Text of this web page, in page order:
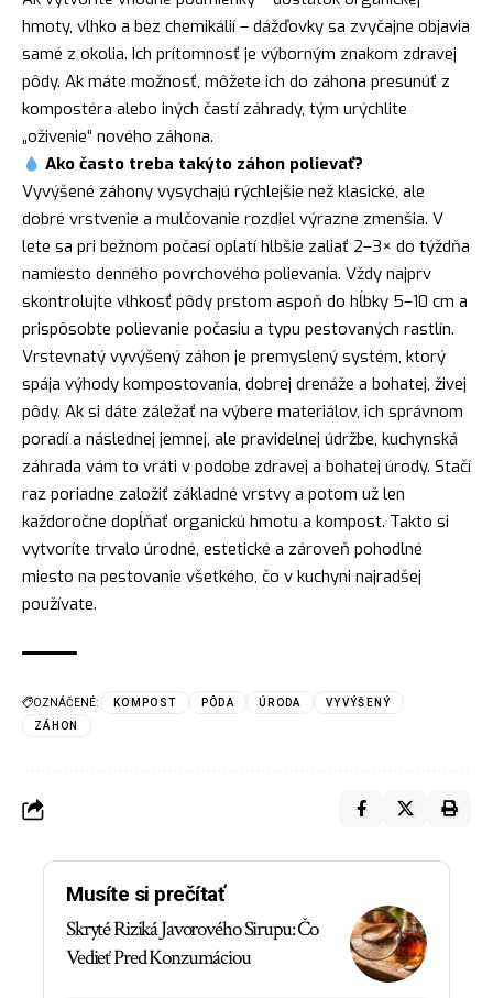
hmoty, vlhko a bez chemikálií – dážďovky sa zvyčajne objavia
samé z okolia. Ich prítomnosť je výborným znakom zdravej
pôdy. Ak máte možnosť, môžete ich do záhona presunúť z
kompostéra alebo iných častí záhrady, tým urýchlite
„oživenie“ nového záhona.
Ako často treba takýto záhon polievať?
Vyvýšené záhony vysychajú rýchlejšie než klasické, ale
dobré vrstvenie a mulčovanie rozdiel výrazne zmenšia. V
lete sa pri bežnom počasí oplatí hlbšie zaliať 2–3× do týždňa
namiesto denného povrchového polievania. Vždy najprv
skontrolujte vlhkosť pôdy prstom aspoň do hĺbky 5–10 cm a
prispôsobte polievanie počasiu a typu pestovaných rastlín.
Vrstevnatý vyvýšený záhon je premyslený systém, ktorý
spája výhody kompostovania, dobrej drenáže a bohatej, živej
pôdy. Ak si dáte záležať na výbere materiálov, ich správnom
poradí a následnej jemnej, ale pravidelnej údržbe, kuchynská
záhrada vám to vráti v podobe zdravej a bohatej úrody. Stačí
raz poriadne založiť základné vrstvy a potom už len
každoročne dopĺňať organickú hmotu a kompost. Takto si
vytvoríte trvalo úrodné, estetické a zároveň pohodlné
miesto na pestovanie všetkého, čo v kuchyni najradšej
používate.
OZNÁČENÉ: KOMPOST PÔDA ÚRODA
VYVÝŠENÝ
ZÁHON
Musíte si prečítať
Skryté Riziká Javorového Sirupu: Čo
Vedieť Pred Konzumáciou